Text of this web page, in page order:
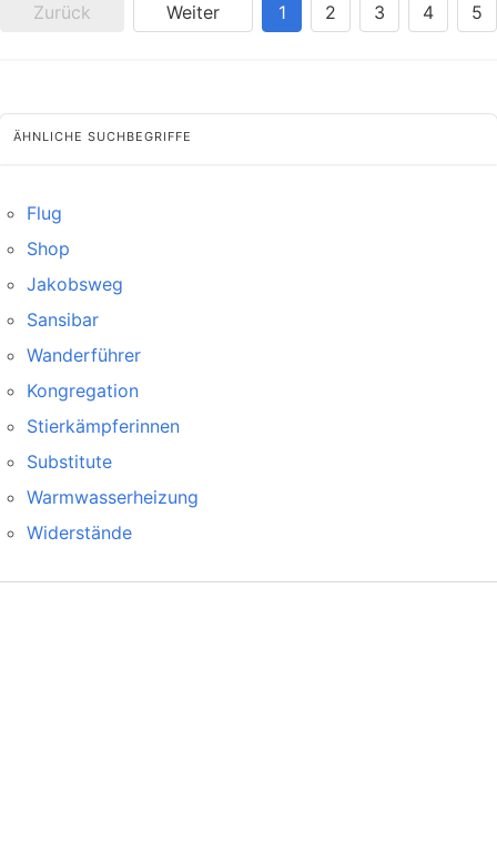
Zurück Weiter 1 2 3 4 5
ÄHNLICHE SUCHBEGRIFFE
Flug
Shop
Jakobsweg
Sansibar
Wanderführer
Kongregation
Stierkämpferinnen
Substitute
Warmwasserheizung
Widerstände